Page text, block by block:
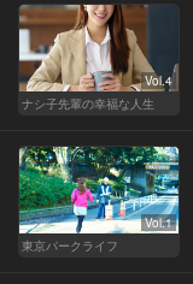
Vol.4
ナシ子先輩の幸福な人生
Vol.1
東京パークライフ